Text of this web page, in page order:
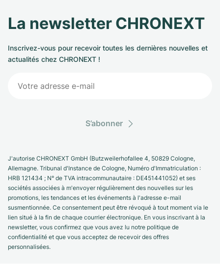
La newsletter CHRONEXT
Inscrivez-vous pour recevoir toutes les dernières nouvelles et
actualités chez CHRONEXT !
S’abonner
J'autorise CHRONEXT GmbH (Butzweilerhofallee 4, 50829 Cologne,
Allemagne. Tribunal d'Instance de Cologne, Numéro d'Immatriculation :
HRB 121434 ; N° de TVA intracommunautaire : DE451441052) et ses
sociétés associées à m'envoyer régulièrement des nouvelles sur les
promotions, les tendances et les événements à l'adresse e-mail
susmentionnée. Ce consentement peut être révoqué à tout moment via le
lien situé à la fin de chaque courrier électronique. En vous inscrivant à la
newsletter, vous confirmez que vous avez lu notre politique de
confidentialité et que vous acceptez de recevoir des offres
personnalisées.